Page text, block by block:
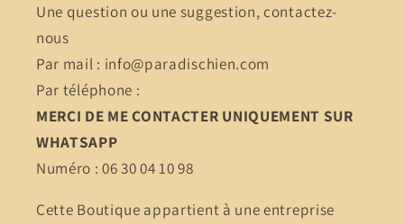
Une question ou une suggestion, contactez-
nous
Par mail : info@paradischien.com
Par téléphone :
MERCI DE ME CONTACTER UNIQUEMENT SUR
WHATSAPP
Numéro : 06 30 04 10 98
Cette Boutique appartient à une entreprise